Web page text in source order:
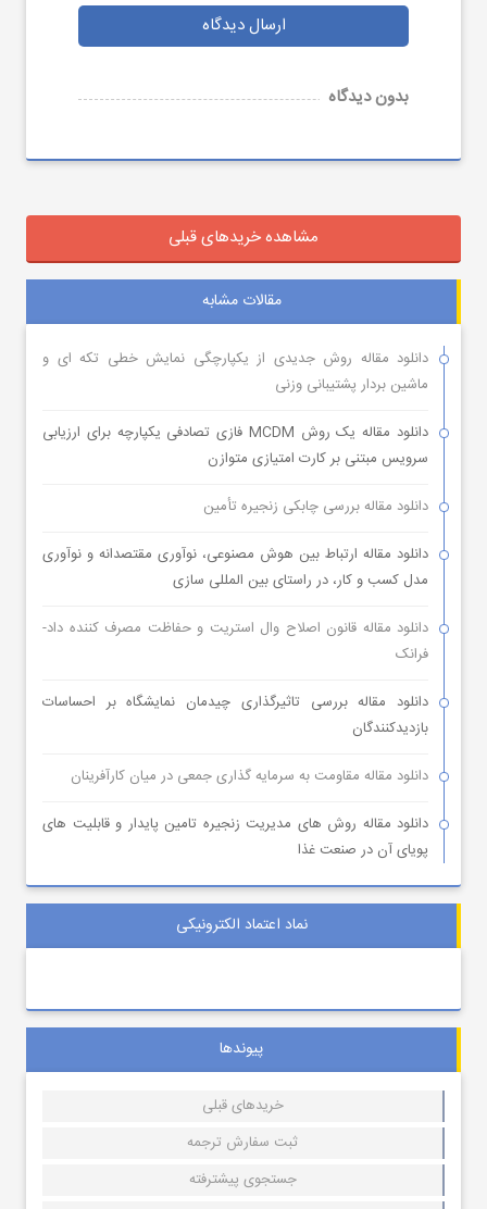
ارسال دیدگاه
بدون دیدگاه
مشاهده خریدهای قبلی
مقالات مشابه
دانلود مقاله روش جدیدی از یکپارچگی نمایش خطی تکه ای و
ماشین بردار پشتیبانی وزنی
دانلود مقاله یک روش MCDM فازی تصادفی یکپارچه برای ارزیابی
سرویس مبتنی بر کارت امتیازی متوازن
دانلود مقاله بررسی چابکی زنجیره تأمین
دانلود مقاله ارتباط بین هوش مصنوعی، نوآوری مقتصدانه و نوآوری
مدل کسب و کار، در راستای بین المللی سازی
دانلود مقاله قانون اصلاح وال استریت و حفاظت مصرف کننده داد-
فرانک
دانلود مقاله بررسی تاثیرگذاری چیدمان نمایشگاه بر احساسات
بازدیدکنندگان
دانلود مقاله مقاومت به سرمایه گذاری جمعی در میان کارآفرینان
دانلود مقاله روش های مدیریت زنجیره تامین پایدار و قابلیت های
پویای آن در صنعت غذا
نماد اعتماد الکترونیکی
پیوندها
خریدهای قبلی
ثبت سفارش ترجمه
جستجوی پیشترفته